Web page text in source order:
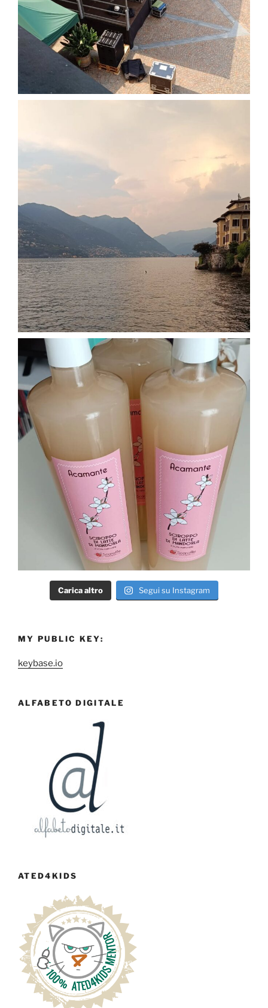
Carica altro Segui su Instagram
MY PUBLIC KEY:
keybase.io
ALFABETO DIGITALE
ATED4KIDS